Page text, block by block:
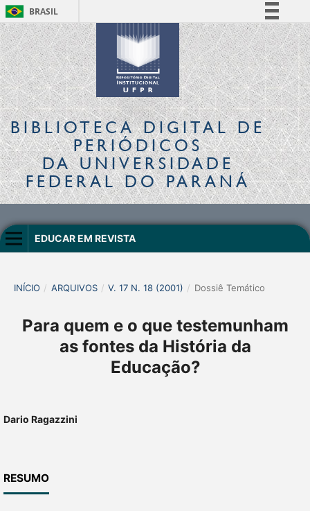
BRASIL
Simplifique!
Comunica BR
Participe
Acesso à informação
Legislação
Canais
BIBLIOTECA DIGITALDE
PERIÓDICOS
DA UNIVERSIDADE
FEDERAL DO PARANÁ
EDUCAR EM REVISTA
INÍCIO / ARQUIVOS / V. 17 N. 18 (2001) / Dossiê Temático
Para quem e o que testemunham
as fontes da História da
Educação?
Dario Ragazzini
RESUMO